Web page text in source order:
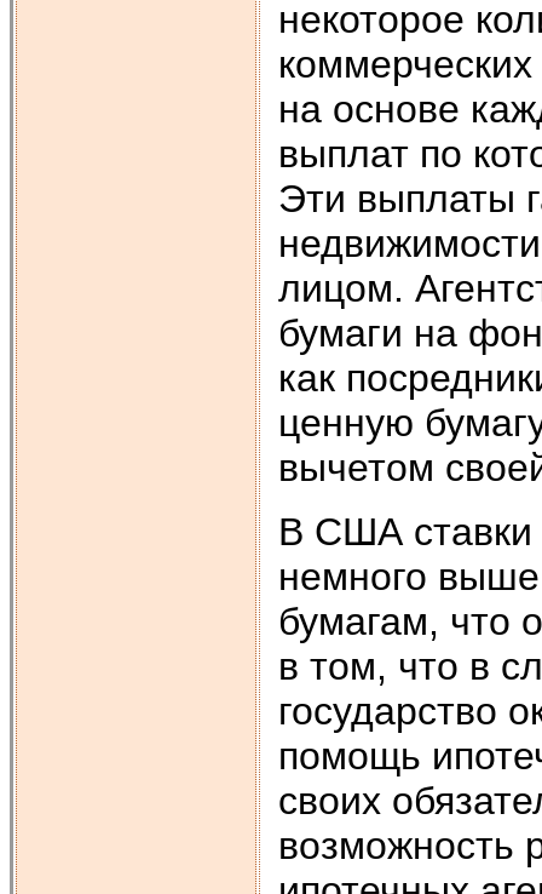
некоторое
на основе
выплат по
Эти выплаты
лицом.
бумаги на
как
ценную
вычетом
В США
немного
бумагам, что
в том, что в
государство
помощь
своих
возможность